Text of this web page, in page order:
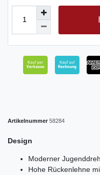
Artikelnummer 58284
Design
Moderner
Hohe Rückenlehne